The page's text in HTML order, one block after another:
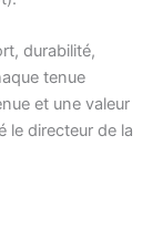
durabilité,
tenue
et une valeur
le directeur de la